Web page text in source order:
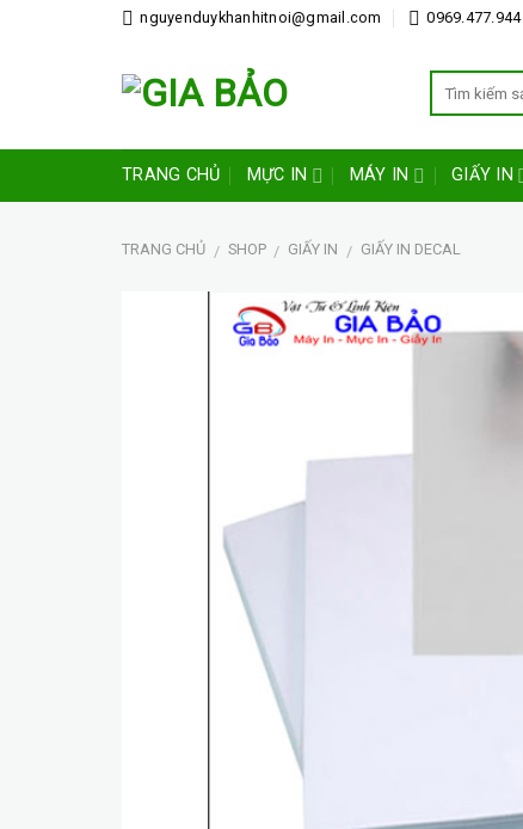
nguyenduykhanhitnoi@gmail.com 0969.477.944
TRANG CHỦ MỰC IN MÁY IN GIẤY IN
TRANG CHỦ / SHOP / GIẤY IN / GIẤY IN DECAL